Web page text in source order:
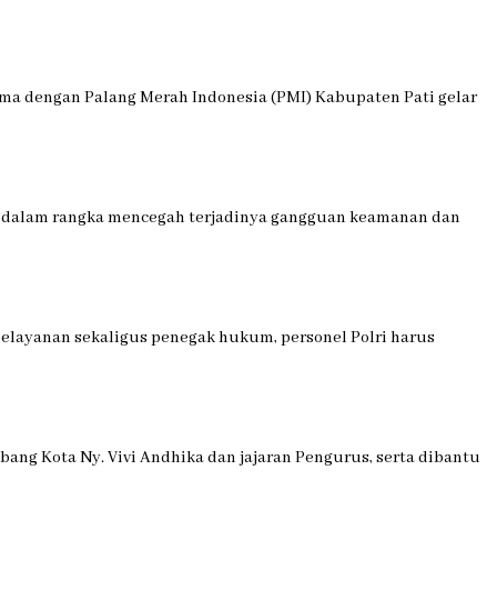
dengan Palang Merah Indonesia (PMI) Kabupaten Pati gelar
rangka mencegah terjadinya gangguan keamanan dan
sekaligus penegak hukum, personel Polri harus
Kota Ny. Vivi Andhika dan jajaran Pengurus, serta dibantu